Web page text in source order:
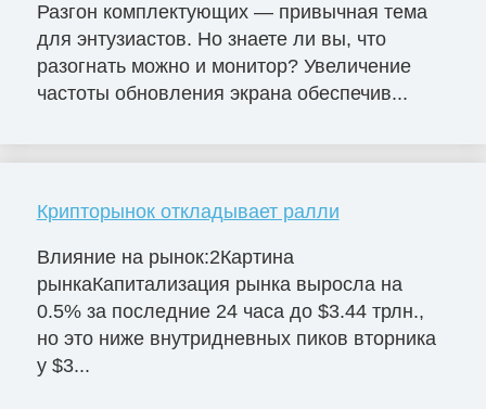
Разгон комплектующих — привычная тема
для энтузиастов. Но знаете ли вы, что
разогнать можно и монитор? Увеличение
частоты обновления экрана обеспечив...
Крипторынок откладывает ралли
Влияние на рынок:2Картина
рынкаКапитализация рынка выросла на
0.5% за последние 24 часа до $3.44 трлн.,
но это ниже внутридневных пиков вторника
у $3...